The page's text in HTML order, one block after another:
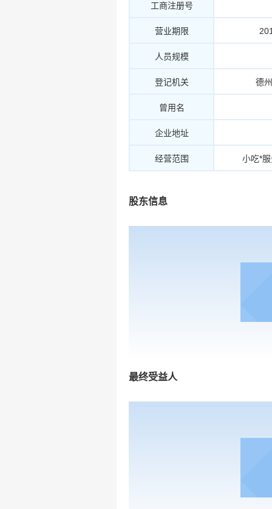
工商注册号
营业期限
人员规模
登记机关 德
曾用名
企业地址
经营范围 小吃*
股东信息
最终受益人